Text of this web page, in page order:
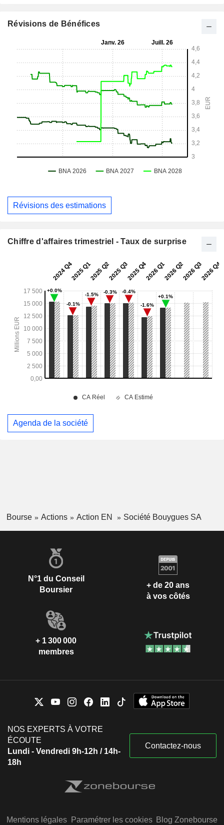
Révisions de Bénéfices
Révisions des estimations
Chiffre d'affaires trimestriel - Taux de surprise
Agenda de la société
Bourse Actions Action EN Société Bouygues SA
N°1 du Conseil
Boursier
+ de 20 ans
à vos côtés
+ 1 300 000
membres
NOS EXPERTS À VOTRE
ÉCOUTE
Lundi - Vendredi 9h-12h / 14h-
18h
Contactez-nous
Mentions légales Paramétrer les cookies Blog Zonebourse